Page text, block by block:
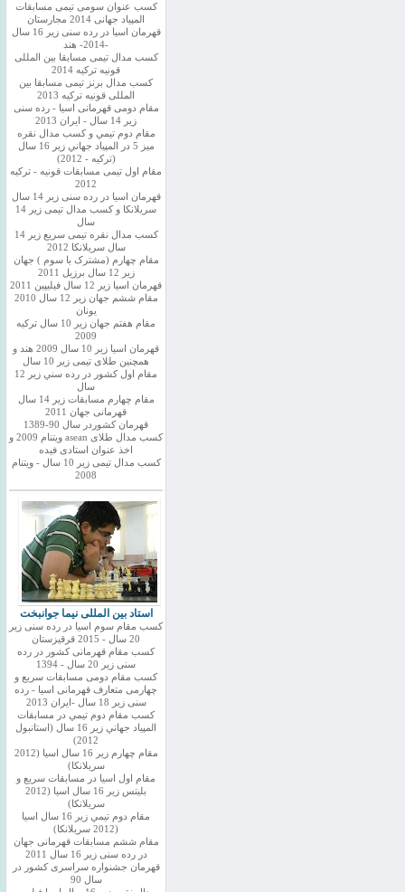
کسب عنوان سومی تیمی مسابقات
المپیاد جهانی 2014 مجارستان
قهرمان اسیا در رده سنی زیر 16 سال
-2014- هند
کسب مدال تیمی مسابقا بین المللی
قونیه ترکیه 2014
کسب مدال برنز تیمی مسابقا بین
المللی قونیه ترکیه 2013
مقام دومی قهرمانی اسیا - رده سنی
زیر 14 سال - ایران 2013
مقام دوم تيمي و كسب مدال نقره
ميز 5 در المپياد جهاني زير 16 سال
(تركيه - 2012)
مقام اول تیمی مسابقات قونیه - ترکیه
2012
قهرمان اسیا در رده سنی زیر 14 سال
سريلانكا و کسب مدال تیمی زیر 14
سال
کسب مدال نقره تیمی سریع زیر 14
سال سریلانکا 2012
مقام چهارم (مشترک با سوم ) جهان
زیر 12 سال برزیل 2011
قهرمان اسيا زير 12 سال فیلیپین 2011
مقام ششم جهان زیر 12 سال 2010
یونان
مقام هفتم جهان زیر 10 سال ترکیه
2009
قهرمان اسيا زیر 10 سال 2009 هند و
همچنین طلای تیمی زیر 10 سال
مقام اول كشور در رده سني زير 12
سال
مقام چهارم مسابقات زیر 14 سال
قهرمانی جهان 2011
قهرمان کشوردر سال 90-1389
کسب مدال طلای asean ویتنام 2009 و
اخذ عنوان استادی فیده
کسب مدال تیمی زیر 10 سال - ویتنام
2008
استاد بین المللی نیما جوانبخت
کسب مقام سوم اسیا در رده سنی زیر
20 سال - 2015 قرقیزستان
کسب مقام قهرمانی کشور در رده
سنی زیر 20 سال - 1394
کسب مقام دومی مسابقات سریع و
چهارمی متعارف قهرمانی اسیا - رده
سنی زیر 18 سال -ایران 2013
كسب مقام دوم تيمي در مسابقات
المپياد جهاني زير 16 سال (استانبول
2012)
مقام چهارم زير 16 سال اسيا (2012
سريلانكا)
مقام اول اسيا در مسابقات سريع و
بليتس زير 16 سال اسيا (2012
سريلانكا)
مقام دوم تيمي زير 16 سال اسيا
(2012 سريلانكا)
مقام ششم مسابقات قهرمانی جهان
در رده سنی زیر 16 سال 2011
قهرمان جشنواره سراسری کشور در
سال 90